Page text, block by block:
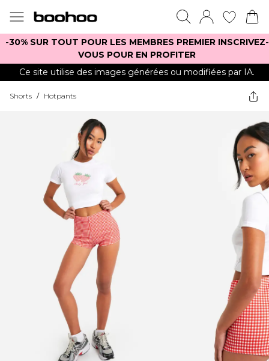
-30% SUR TOUT POUR LES MEMBRES PREMIER INSCRIVEZ-
VOUS POUR EN PROFITER
Ce site utilise des images générées ou modifiées par IA.
Shorts / Hotpants